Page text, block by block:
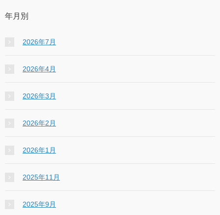
年月別
2026年7月
2026年4月
2026年3月
2026年2月
2026年1月
2025年11月
2025年9月